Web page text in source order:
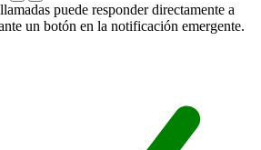
puede responder directamente a
un botón en la notificación emergente.